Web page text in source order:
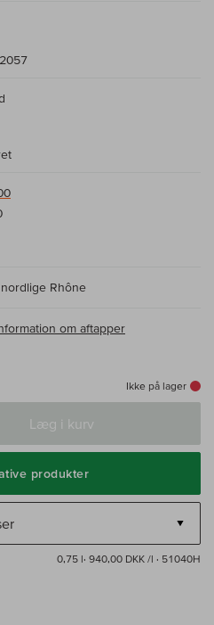
Rhône
om aftapper
Ikke på lager
Læg i kurv
produkter
0,75 l· 940,00 DKK /l · 51040H